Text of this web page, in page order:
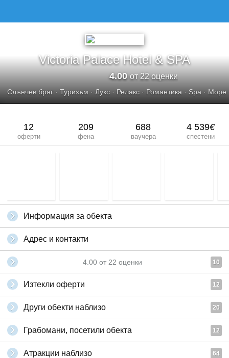
Victoria Palace Hotel & SPA
4.00от 22 оценки
Слънчев бряг · Туризъм · Лукс · Релакс · Романтика · Spa · Море
12
оферти
209
фена
688
ваучера
4 539€
спестени
Информация за обекта
Адрес и контакти
4.00 от 22 оценки 10
Изтекли оферти 12
Други обекти наблизо 20
Грабомани, посетили обекта 12
Атракции наблизо 64